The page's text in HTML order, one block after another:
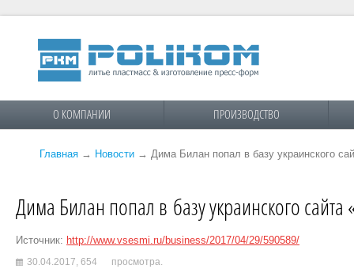
О КОМПАНИИ ПРОИЗВОДСТВО
Главная → Новости → Дима Билан попал в базу украинского
Дима Билан попал в базу украинского
Источник: http://www.vsesmi.ru/business/2017/04/29/590589/
30.04.2017, 654 просмотра.